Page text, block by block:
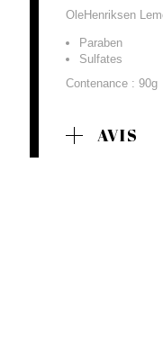
OleHenriksen
Paraben
Sulfates
Contenance : 90g
AVIS